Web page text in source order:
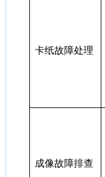
卡纸故障处理
成像故障排查